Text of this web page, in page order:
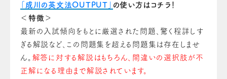
「成川の英文法OUTPUT」 の使い方はコチラ！
＜特徴＞
最新の入試傾向をもとに厳選された問題、驚く程詳しす
ぎる解説など、この問題集を超える問題集は存在しませ
ん。 解答に対する解説はもちろん、間違いの選択肢が不
正解になる理由まで解説されています。